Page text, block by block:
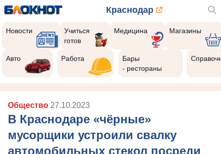
Краснодар
Новости
Учиться
готов
Медицина Магазины
Авто Работа
Бары
- рестораны
Общество 27.10.2023
В Краснодаре «чёрные»
мусорщики устроили свалку
автомобильных стекол посреди
Реклама закроется через: